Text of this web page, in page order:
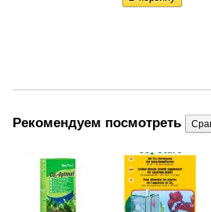
Рекомендуем посмотреть